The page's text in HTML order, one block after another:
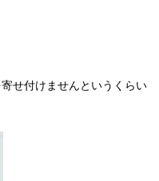
せ付けませんというくらい